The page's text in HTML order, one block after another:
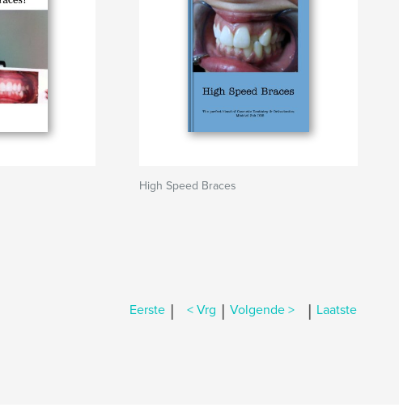
High Speed Braces
Eerste | < Vrg | Volgende > | Laatste